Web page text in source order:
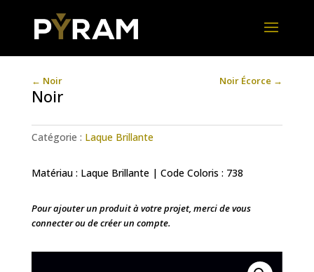
← Noir Noir Écorce →
Noir
Catégorie : Laque Brillante
Matériau : Laque Brillante | Code Coloris : 738
Pour ajouter un produit à votre projet, merci de vous
connecter ou de créer un compte.